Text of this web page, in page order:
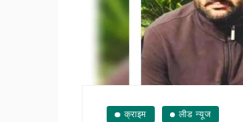
क्राइम लीड न्यूज